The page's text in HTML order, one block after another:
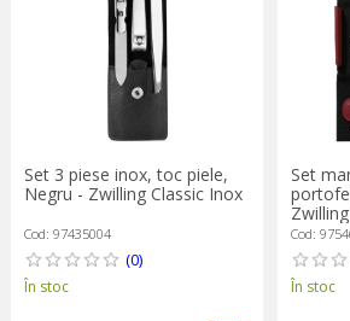
Set 3 piese inox, toc piele,
Negru - Zwilling Classic Inox
Cod: 97435004
(0)
În stoc
Set
Cod:
În stoc